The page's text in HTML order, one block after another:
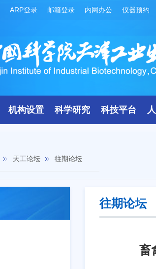
ARP登录 邮箱登录 内网办公 仪器预约
机构设置 科学研究 科技平台
天工论坛 往期论坛
往期论坛
畜